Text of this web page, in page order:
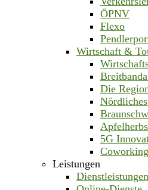
ÖPNV
Flexo
Wirtschaft &
Die
5G
Leistungen